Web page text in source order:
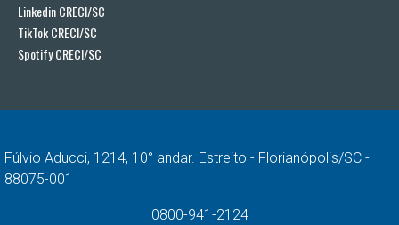
Linkedin CRECI/SC
TikTok CRECI/SC
Spotify CRECI/SC
Fúlvio Aducci, 1214, 10° andar. Estreito - Florianópolis/SC -
88075-001
0800-941-2124